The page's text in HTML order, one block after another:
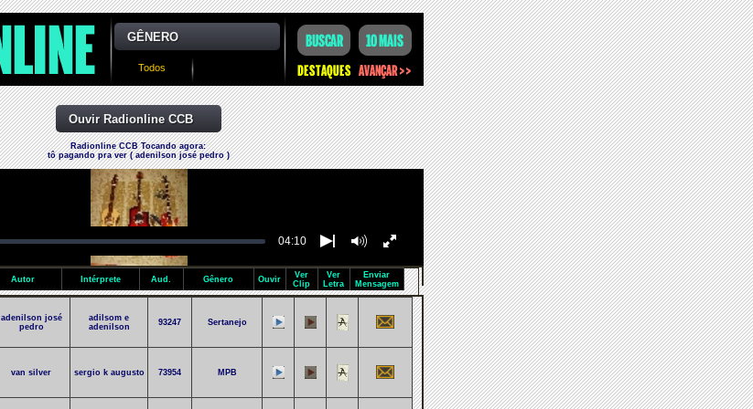
GÊNERO
Todos
Ouvir Radionline CCB
Radionline CCB Tocando agora:
tô pagando pra ver ( adenilson josé pedro )
04:10
Autor Intérprete Aud. Gênero Ouvir
Ver
Clip
Ver
Letra
Enviar
Mensagem
adenilson josé
pedro
adilsom e
adenilson
93247 Sertanejo
van silver sergio k augusto 73954 MPB